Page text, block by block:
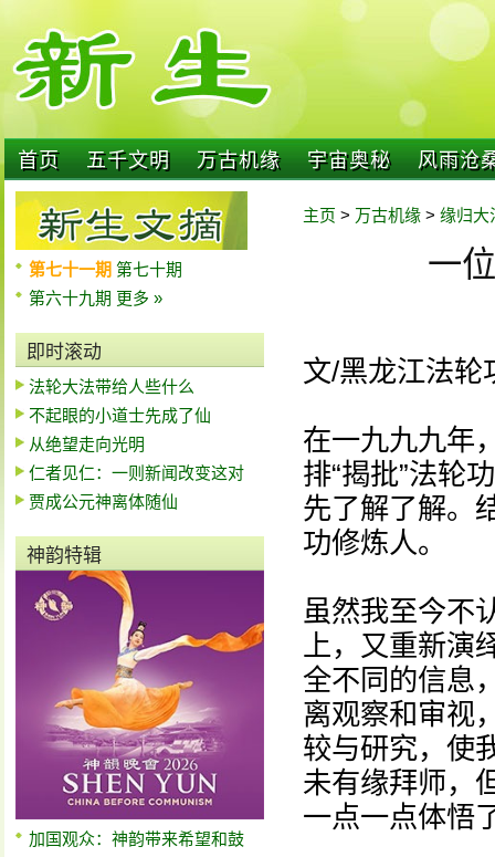
首页 五千文明 万古机缘 宇宙奥秘 风雨沧
第七十一期 第七十期
第六十九期 更多 »
即时滚动
法轮大法带给人些什么
不起眼的小道士先成了仙
从绝望走向光明
仁者见仁：一则新闻改变这对
贾成公元神离体随仙
神韵特辑
加国观众：神韵带来希望和鼓
主页 > 万古机缘 > 缘归大
一
文/黑龙江法轮
在一九九九年
排“揭批”法轮
先了解了解。
功修炼人。
虽然我至今不
上，又重新演
全不同的信息
离观察和审视
较与研究，使
未有缘拜师，
一点一点体悟